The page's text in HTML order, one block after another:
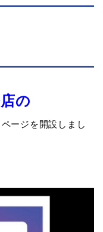
の
ージを開設しまし